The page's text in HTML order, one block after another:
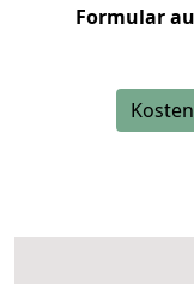
Formular